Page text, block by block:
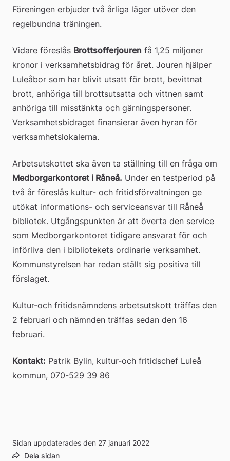
Föreningen erbjuder två årliga läger utöver den
regelbundna träningen.
Vidare föreslås Brottsofferjouren få 1,25 miljoner
kronor i verksamhetsbidrag för året. Jouren hjälper
Luleåbor som har blivit utsatt för brott, bevittnat
brott, anhöriga till brottsutsatta och vittnen samt
anhöriga till misstänkta och gärningspersoner.
Verksamhetsbidraget finansierar även hyran för
verksamhetslokalerna.
Medborgarkontoret i Råneå. Under en testperiod på
två år föreslås kultur- och fritidsförvaltningen ge
utökat informations- och serviceansvar till Råneå
bibliotek. Utgångspunkten är att överta den service
som Medborgarkontoret tidigare ansvarat för och
införliva den i bibliotekets ordinarie verksamhet.
Kommunstyrelsen har redan ställt sig positiva till
förslaget.
Kultur-och fritidsnämndens arbetsutskott träffas den
2 februari och nämnden träffas sedan den 16
februari.
Kontakt: Patrik Bylin, kultur-och fritidschef Luleå
kommun, 070-529 39 86
Sidan uppdaterades den 27 januari 2022
Dela sidan